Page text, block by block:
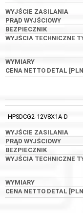
HPSDCG2-12V8X1A-D